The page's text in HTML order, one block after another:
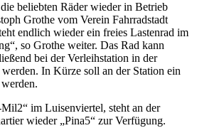
beliebten Räder wieder in Betrieb
Grothe vom Verein Fahrradstadt
endlich wieder ein freies Lastenrad im
so Grothe weiter. Das Rad kann
bei der Verleihstation in der
In Kürze soll an der Station ein
im Luisenviertel, steht an der
wieder „Pina5“ zur Verfügung.